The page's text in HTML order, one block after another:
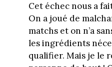
Cet échec nous a
On a joué de
matchs et on n’a
les ingrédients
qualifier. Mais je le